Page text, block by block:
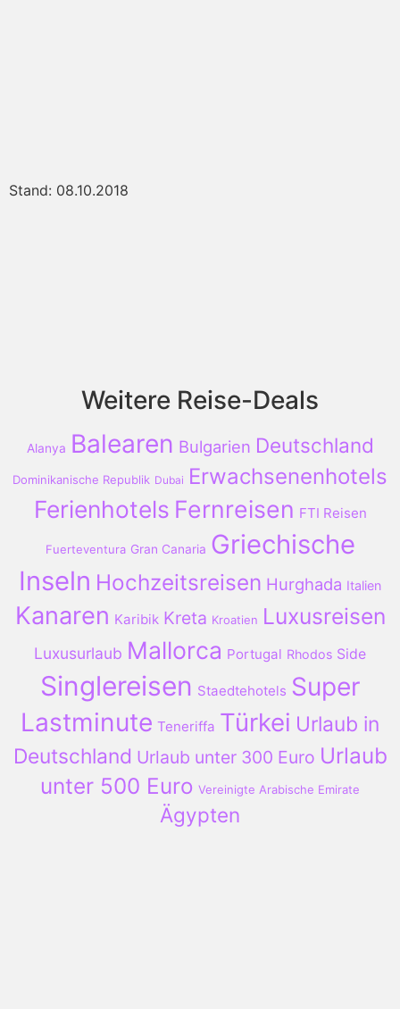
Stand: 08.10.2018
Weitere Reise-Deals
Alanya Balearen Bulgarien Deutschland
Dominikanische Republik Dubai Erwachsenenhotels
Ferienhotels Fernreisen FTI Reisen
Fuerteventura Gran Canaria Griechische
Inseln Hochzeitsreisen Hurghada Italien
Kanaren Karibik Kreta Kroatien Luxusreisen
Luxusurlaub Mallorca Portugal Rhodos Side
Singlereisen Staedtehotels Super
Lastminute Teneriffa Türkei Urlaub in
Deutschland Urlaub unter 300 Euro Urlaub
unter 500 Euro Vereinigte Arabische Emirate
Ägypten